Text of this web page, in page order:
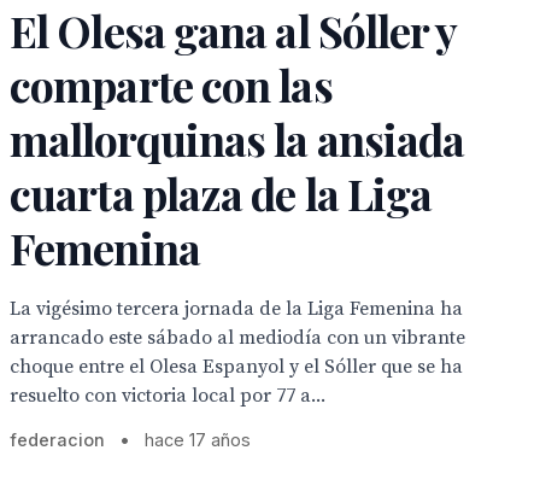
El Olesa gana al Sóller y
comparte con las
mallorquinas la ansiada
cuarta plaza de la Liga
Femenina
La vigésimo tercera jornada de la Liga Femenina ha
arrancado este sábado al mediodía con un vibrante
choque entre el Olesa Espanyol y el Sóller que se ha
resuelto con victoria local por 77 a...
federacion • hace 17 años